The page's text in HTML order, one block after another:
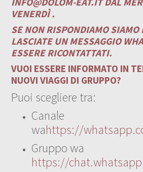
VENERDÌ .
SE NON RISPONDIAMO SIAMO
LASCIATE UN MESSAGGIO
ESSERE RICONTATTATI.
VUOI ESSERE INFORMATO IN
NUOVI VIAGGI DI GRUPPO?
Puoi scegliere tra:
Canale
wahttps://
Gruppo wa
https://